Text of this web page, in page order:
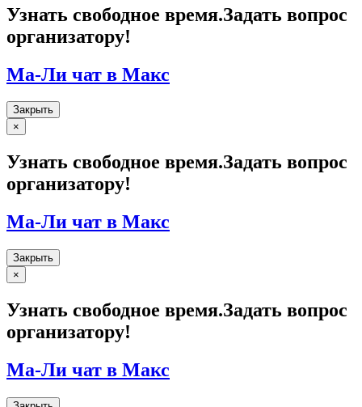
Узнать свободное время.Задать вопрос
организатору!
Ма-Ли чат в Макс
Закрыть
×
Узнать свободное время.Задать вопрос
организатору!
Ма-Ли чат в Макс
Закрыть
×
Узнать свободное время.Задать вопрос
организатору!
Ма-Ли чат в Макс